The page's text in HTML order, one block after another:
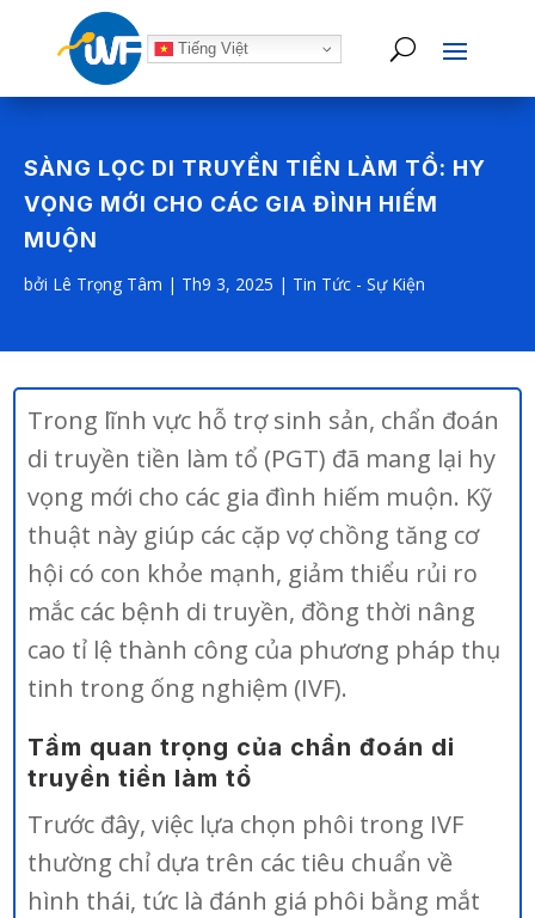
Tiếng Việt
SÀNG LỌC DI TRUYỀN TIỀN LÀM TỔ: HY
VỌNG MỚI CHO CÁC GIA ĐÌNH HIẾM
MUỘN
bởi Lê Trọng Tâm | Th9 3, 2025 | Tin Tức - Sự Kiện
Trong lĩnh vực hỗ trợ sinh sản, chẩn đoán
di truyền tiền làm tổ (PGT) đã mang lại hy
vọng mới cho các gia đình hiếm muộn. Kỹ
thuật này giúp các cặp vợ chồng tăng cơ
hội có con khỏe mạnh, giảm thiểu rủi ro
mắc các bệnh di truyền, đồng thời nâng
cao tỉ lệ thành công của phương pháp thụ
tinh trong ống nghiệm (IVF).
Tầm quan trọng của chẩn đoán di
truyền tiền làm tổ
Trước đây, việc lựa chọn phôi trong IVF
thường chỉ dựa trên các tiêu chuẩn về
hình thái, tức là đánh giá phôi bằng mắt